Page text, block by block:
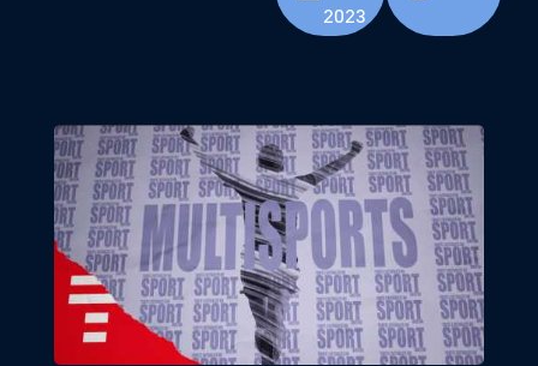
2023